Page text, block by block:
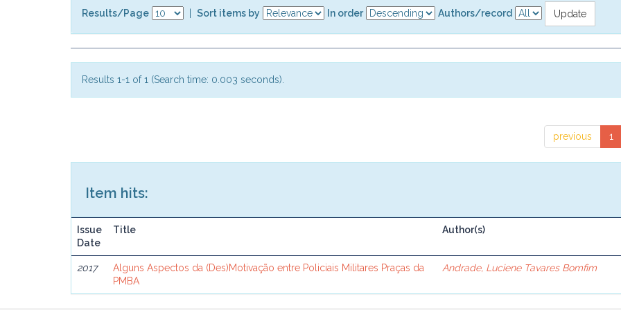
Results/Page Sort items by In order Authors/record
Results 1-1 of 1 (Search time: 0.003 seconds).
previous 1
Item hits:
Issue
Date
Title Author(s)
2017
Alguns Aspectos da (Des)Motivação entre Policiais Militares Praças da
PMBA
Andrade, Luciene Tavares Bomfim